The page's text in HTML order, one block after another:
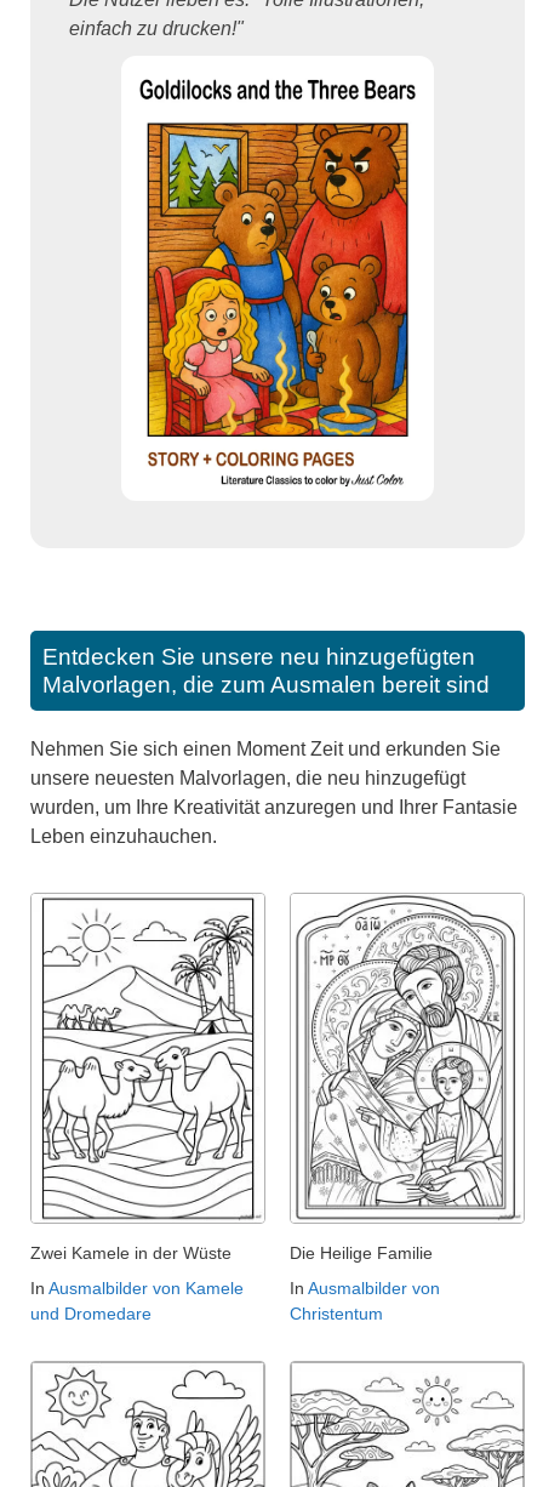
einfach zu drucken!"
Entdecken Sie unsere neu hinzugefügten
Malvorlagen, die zum Ausmalen bereit sind
Nehmen Sie sich einen Moment Zeit und erkunden Sie
unsere neuesten Malvorlagen, die neu hinzugefügt
wurden, um Ihre Kreativität anzuregen und Ihrer Fantasie
Leben einzuhauchen.
Zwei Kamele in der Wüste
In Ausmalbilder von Kamele
und Dromedare
Die Heilige Familie
In Ausmalbilder von
Christentum